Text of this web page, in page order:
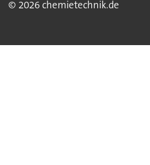
© 2026 chemietechnik.de